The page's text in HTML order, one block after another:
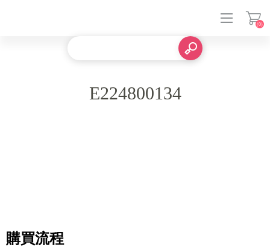
(0)
E224800134
購買流程